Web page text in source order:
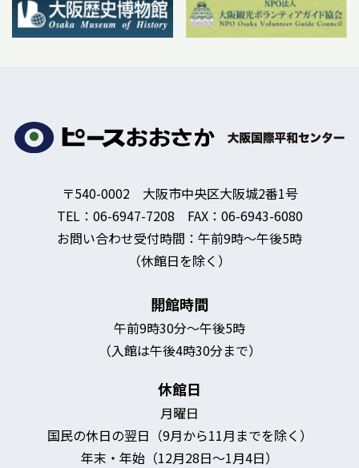
〒540-0002 大阪市中央区大阪城2番1号
TEL：06-6947-7208 FAX：06-6943-6080
お問い合わせ受付時間：午前9時～午後5時
（休館日を除く）
開館時間
午前9時30分～午後5時
（入館は午後4時30分まで）
休館日
月曜日
国民の休日の翌日（9月から11月までを除く）
年末・年始（12月28日～1月4日）